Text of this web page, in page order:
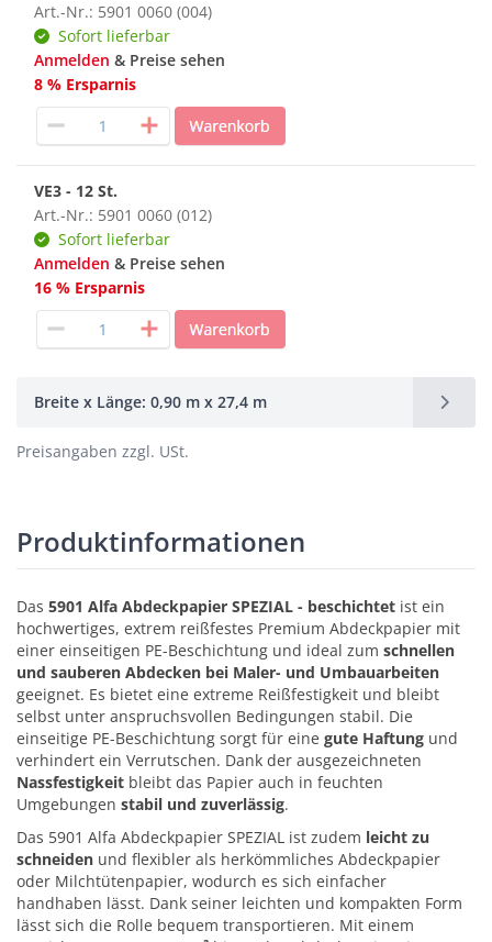
Art.-Nr.: 5901 0060 (004)
Sofort lieferbar
Anmelden & Preise sehen
8 % Ersparnis
VE3 - 12 St.
Art.-Nr.: 5901 0060 (012)
Sofort lieferbar
Anmelden & Preise sehen
16 % Ersparnis
Breite x Länge: 0,90 m x 27,4 m
Preisangaben zzgl. USt.
Produktinformationen
Das 5901 Alfa Abdeckpapier SPEZIAL - beschichtet ist ein
hochwertiges, extrem reißfestes Premium Abdeckpapier mit
einer einseitigen PE-Beschichtung und ideal zum schnellen
und sauberen Abdecken bei Maler- und Umbauarbeiten
geeignet. Es bietet eine extreme Reißfestigkeit und bleibt
selbst unter anspruchsvollen Bedingungen stabil. Die
einseitige PE-Beschichtung sorgt für eine gute Haftung und
verhindert ein Verrutschen. Dank der ausgezeichneten
Nassfestigkeit bleibt das Papier auch in feuchten
Umgebungen stabil und zuverlässig.
Das 5901 Alfa Abdeckpapier SPEZIAL ist zudem leicht zu
schneiden und flexibler als herkömmliches Abdeckpapier
oder Milchtütenpapier, wodurch es sich einfacher
handhaben lässt. Dank seiner leichten und kompakten Form
lässt sich die Rolle bequem transportieren. Mit einem